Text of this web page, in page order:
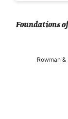
Foundations
Rowman